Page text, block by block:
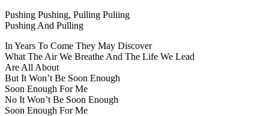
Pushing Pushing, Pulling Puliing
Pushing And Pulling
In Years To Come They May Discover
What The Air We Breathe And The Life We Lead
Are All About
But It Won’t Be Soon Enough
Soon Enough For Me
No It Won’t Be Soon Enough
Soon Enough For Me